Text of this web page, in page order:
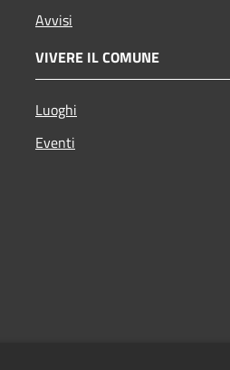
Avvisi
VIVERE IL COMUNE
Luoghi
Eventi